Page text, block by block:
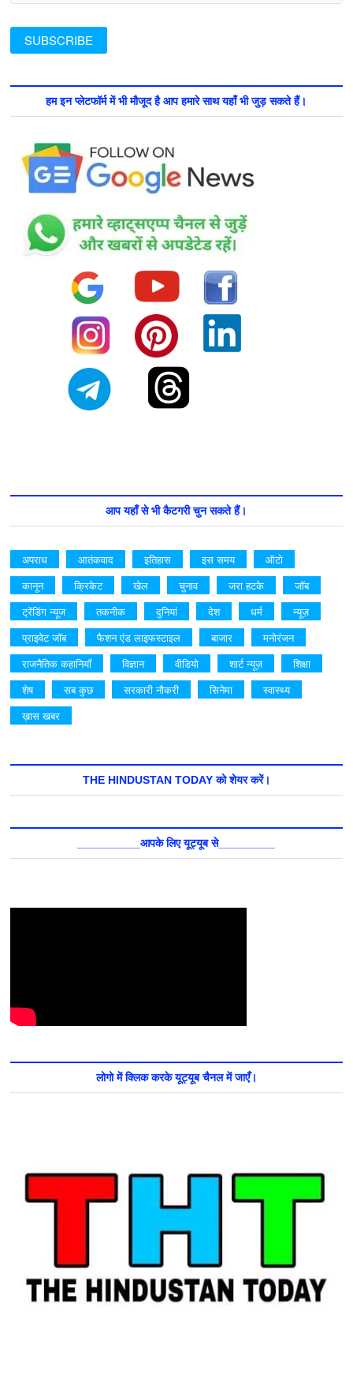
हम इन प्लेटफॉर्म में भी मौजूद है आप हमारे साथ यहाँ भी जुड़ सकते हैं।
आप यहाँ से भी कैटगरी चुन सकते हैं।
अपराध आतंकवाद इतिहास इस समय
ऑटो
कानून
क्रिकेट खेल चुनाव जरा हटके
जॉब
ट्रेंडिंग न्यूज
तकनीक दुनियां देश धर्म
न्यूज़
प्राइवेट जॉब
फैशन एंड लाइफस्टाइल बाजार
मनोरंजन
राजनैतिक कहानियाँ
विज्ञान वीडियो शार्ट न्यूज़
शिक्षा
शेष
सब कुछ सरकारी नौकरी सिनेमा
स्वास्थ्य
ख़ास खबर
THE HINDUSTAN TODAY को शेयर करें।
__________आपके लिए यूट्यूब से_________
लोगो में क्लिक करके यूट्यूब चैनल में जाएँ।